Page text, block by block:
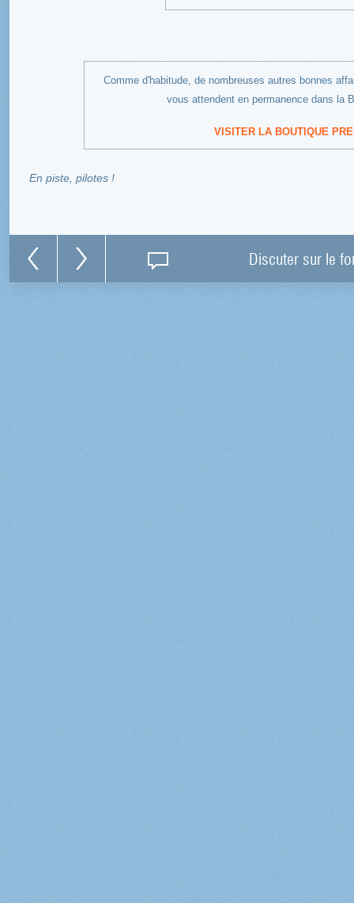
Comme d'habitude, de nombreuses autres bonnes
vous attendent en permanence dans la
VISITER LA BOUTIQUE
En piste, pilotes !
Discuter sur le